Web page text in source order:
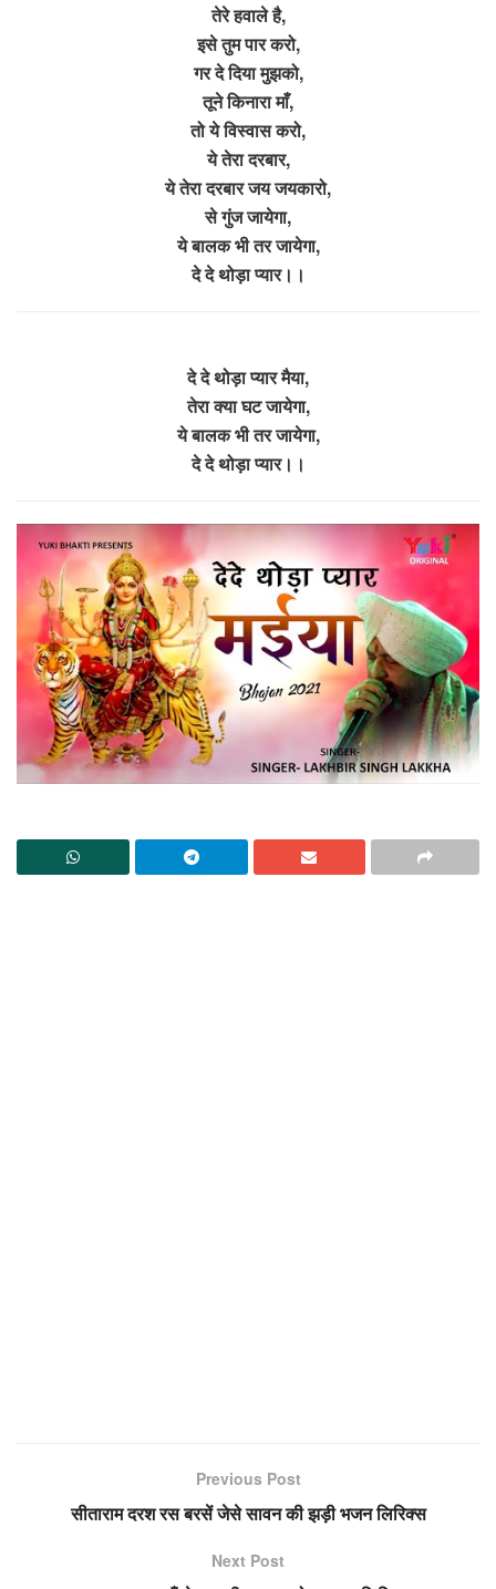
तेरे हवाले है,
इसे तुम पार करो,
गर दे दिया मुझको,
तूने किनारा माँ,
तो ये विस्वास करो,
ये तेरा दरबार,
ये तेरा दरबार जय जयकारो,
से गुंज जायेगा,
ये बालक भी तर जायेगा,
दे दे थोड़ा प्यार।।
दे दे थोड़ा प्यार मैया,
तेरा क्या घट जायेगा,
ये बालक भी तर जायेगा,
दे दे थोड़ा प्यार।।
Previous Post
सीताराम दरश रस बरसें जेसे सावन की झड़ी भजन लिरिक्स
Next Post